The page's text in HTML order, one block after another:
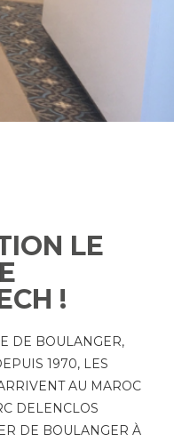
LE
!
DE BOULANGER,
1970, LES
AU MAROC
DELENCLOS
DE BOULANGER À